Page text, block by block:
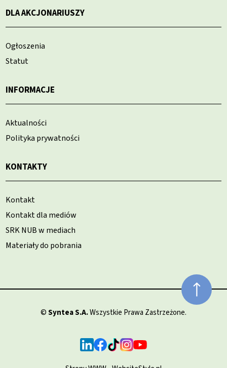
DLA AKCJONARIUSZY
Ogłoszenia
Statut
INFORMACJE
Aktualności
Polityka prywatności
KONTAKTY
Kontakt
Kontakt dla mediów
SRK NUB w mediach
Materiały do pobrania
©Syntea S.A.Wszystkie Prawa Zastrzeżone.